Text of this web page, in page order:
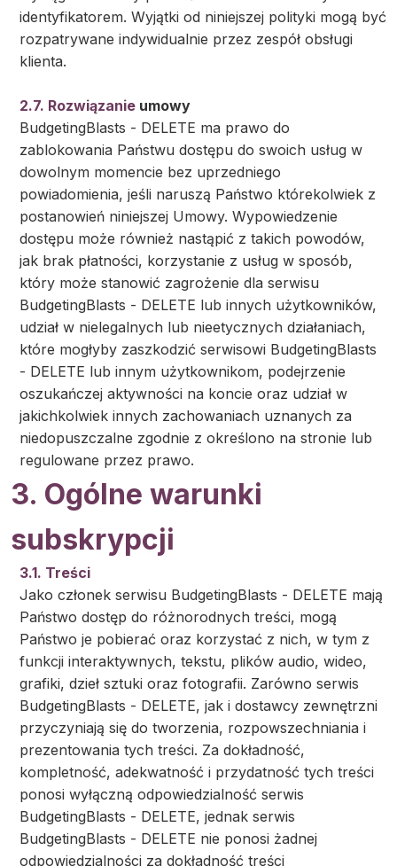
identyfikatorem. Wyjątki od niniejszej polityki mogą być
rozpatrywane indywidualnie przez zespół obsługi
klienta.
2.7. Rozwiązanie umowy
BudgetingBlasts - DELETE ma prawo do
zablokowania Państwu dostępu do swoich usług w
dowolnym momencie bez uprzedniego
powiadomienia, jeśli naruszą Państwo którekolwiek z
postanowień niniejszej Umowy. Wypowiedzenie
dostępu może również nastąpić z takich powodów,
jak brak płatności, korzystanie z usług w sposób,
który może stanowić zagrożenie dla serwisu
BudgetingBlasts - DELETE lub innych użytkowników,
udział w nielegalnych lub nieetycznych działaniach,
które mogłyby zaszkodzić serwisowi BudgetingBlasts
- DELETE lub innym użytkownikom, podejrzenie
oszukańczej aktywności na koncie oraz udział w
jakichkolwiek innych zachowaniach uznanych za
niedopuszczalne zgodnie z określono na stronie lub
regulowane przez prawo.
3. Ogólne warunki
subskrypcji
3.1. Treści
Jako członek serwisu BudgetingBlasts - DELETE mają
Państwo dostęp do różnorodnych treści, mogą
Państwo je pobierać oraz korzystać z nich, w tym z
funkcji interaktywnych, tekstu, plików audio, wideo,
grafiki, dzieł sztuki oraz fotografii. Zarówno serwis
BudgetingBlasts - DELETE, jak i dostawcy zewnętrzni
przyczyniają się do tworzenia, rozpowszechniania i
prezentowania tych treści. Za dokładność,
kompletność, adekwatność i przydatność tych treści
ponosi wyłączną odpowiedzialność serwis
BudgetingBlasts - DELETE, jednak serwis
BudgetingBlasts - DELETE nie ponosi żadnej
odpowiedzialności za dokładność treści